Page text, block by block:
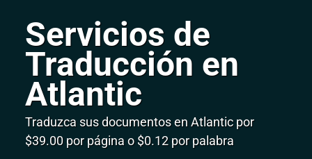
Servicios de
Traducción en
Atlantic
Traduzca sus documentos en Atlantic por
$39.00 por página o $0.12 por palabra